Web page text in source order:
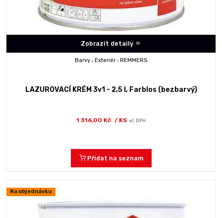
Zobrazit detaily
Barvy> Exteriér> REMMERS
LAZUROVACÍ KRÉM 3v1 - 2,5 l, Farblos (bezbarvý)
1 316,00 Kč / KS vč. DPH
Přidat na seznam
Na objednávku